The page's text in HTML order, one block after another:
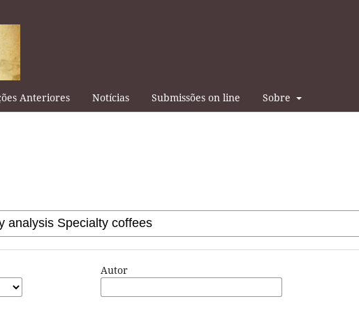
Anteriores Notícias Submissões on line Sobre
Autor